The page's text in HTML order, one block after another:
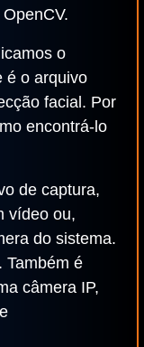
o
é o arquivo
facial. Por
encontrá-lo
de captura,
vídeo ou,
do sistema.
Também é
câmera IP,